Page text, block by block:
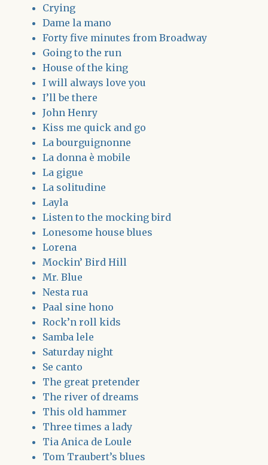
Crying
Dame la mano
Forty five minutes from Broadway
Going to the run
House of the king
I will always love you
I’ll be there
John Henry
Kiss me quick and go
La bourguignonne
La donna è mobile
La gigue
La solitudine
Layla
Listen to the mocking bird
Lonesome house blues
Lorena
Mockin’ Bird Hill
Mr. Blue
Nesta rua
Paal sine hono
Rock’n roll kids
Samba lele
Saturday night
Se canto
The great pretender
The river of dreams
This old hammer
Three times a lady
Tia Anica de Loule
Tom Traubert’s blues